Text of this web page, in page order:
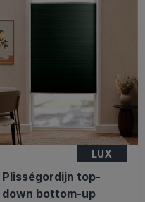
LUX
Plisségordijn top-
down bottom-up